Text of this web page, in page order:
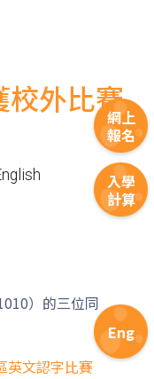
校外比賽
）的三位同
英文認字比賽
Eng
網上
報名
入學
計算